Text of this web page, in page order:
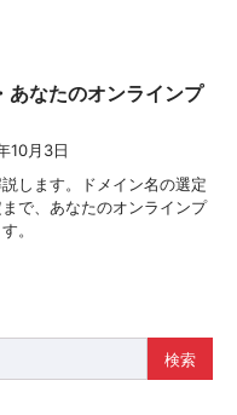
あなたのオンラインプ
10月3日
します。ドメイン名の選定
で、あなたのオンラインプ
。